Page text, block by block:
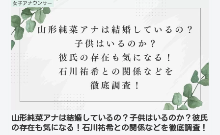
女子アナウンサー
山形純菜アナは結婚しているの？子供はいるのか？彼氏
の存在も気になる！石川祐希との関係などを徹底調査！